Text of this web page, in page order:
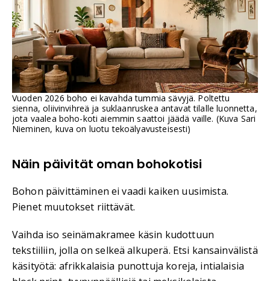
Vuoden 2026 boho ei kavahda tummia sävyjä. Poltettu
sienna, oliivinvihreä ja suklaanruskea antavat tilalle luonnetta,
jota vaalea boho-koti aiemmin saattoi jäädä vaille. (Kuva Sari
Nieminen, kuva on luotu tekoälyavusteisesti)
Näin päivität oman bohokotisi
Bohon päivittäminen ei vaadi kaiken uusimista.
Pienet muutokset riittävät.
Vaihda iso seinämakramee käsin kudottuun
tekstiiliin, jolla on selkeä alkuperä. Etsi kansainvälistä
käsityötä: afrikkalaisia punottuja koreja, intialaisia